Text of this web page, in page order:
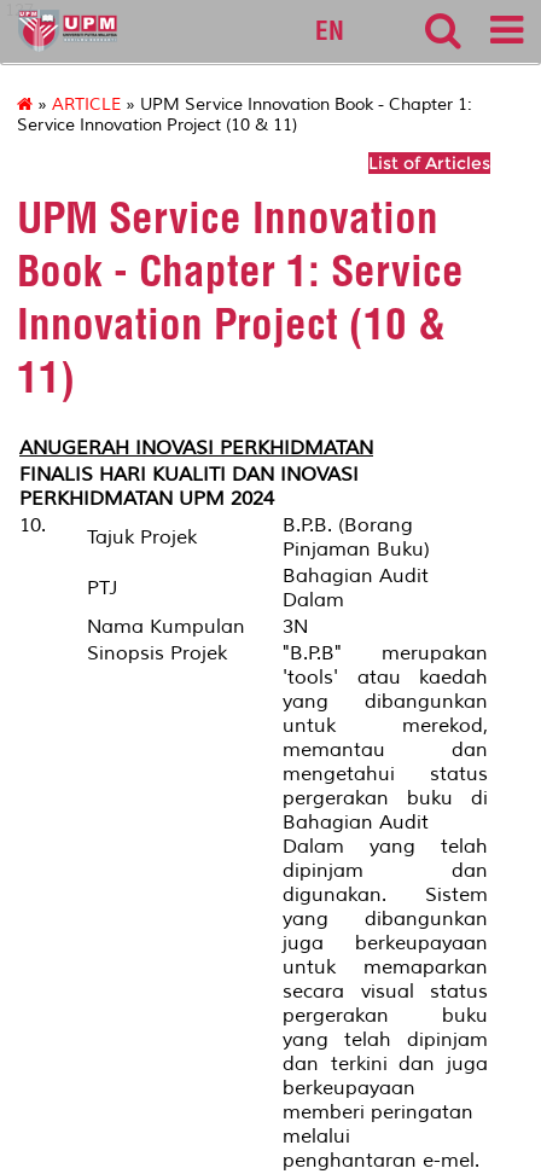
127
EN
» ARTICLE » UPM Service Innovation Book - Chapter 1:
Service Innovation Project (10 & 11)
List of Articles
UPM Service Innovation
Book - Chapter 1: Service
Innovation Project (10 &
11)
ANUGERAH INOVASI PERKHIDMATAN
FINALIS HARI KUALITI DAN INOVASI
PERKHIDMATAN UPM 2024
10. Tajuk Projek
B.P.B. (Borang
Pinjaman Buku)
PTJ
Bahagian Audit
Dalam
Nama Kumpulan
3N
Sinopsis Projek
"B.P.B" merupakan
'tools' atau kaedah
yang dibangunkan
untuk merekod,
memantau dan
mengetahui status
pergerakan buku di
Bahagian Audit
Dalam yang telah
dipinjam dan
digunakan. Sistem
yang dibangunkan
juga berkeupayaan
untuk memaparkan
secara visual status
pergerakan buku
yang telah dipinjam
dan terkini dan juga
berkeupayaan
memberi peringatan
melalui
penghantaran e-mel.